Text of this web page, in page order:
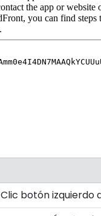
botón izquierdo